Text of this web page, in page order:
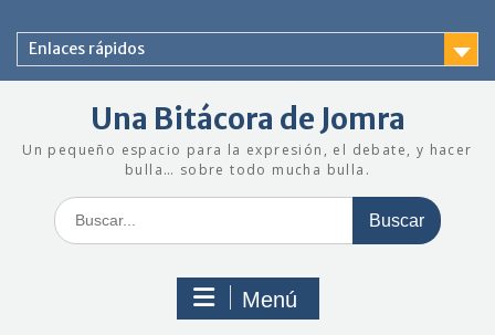
contenido
Enlaces rápidos
Una Bitácora de Jomra
Un pequeño espacio para la expresión, el debate, y hacer
bulla… sobre todo mucha bulla.
Buscar:
Menú